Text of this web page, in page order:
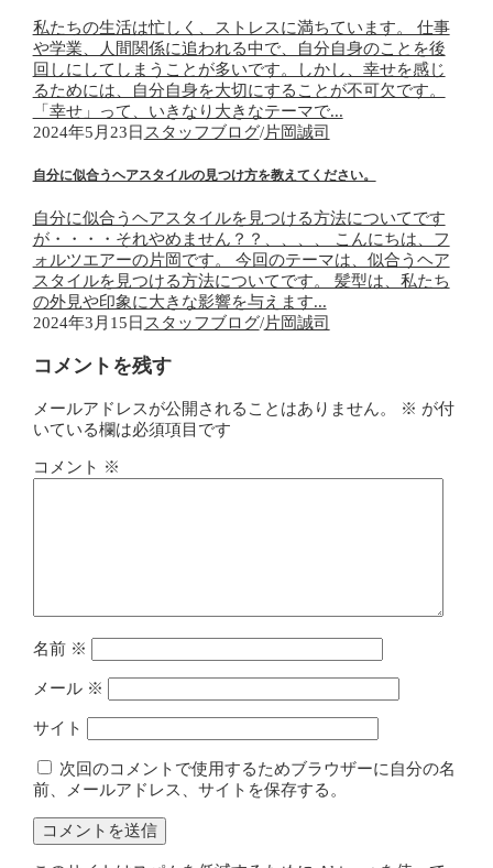
私たちの生活は忙しく、ストレスに満ちています。 仕事
や学業、人間関係に追われる中で、自分自身のことを後
回しにしてしまうことが多いです。しかし、幸せを感じ
るためには、自分自身を大切にすることが不可欠です。
「幸せ」って、いきなり大きなテーマで...
2024年5月23日 スタッフブログ/片岡誠司
自分に似合うヘアスタイルの見つけ方を教えてください。
自分に似合うヘアスタイルを見つける方法についてです
が・・・・それやめません？？、、、、 こんにちは、フ
ォルツエアーの片岡です。 今回のテーマは、似合うヘア
スタイルを見つける方法についてです。 髪型は、私たち
の外見や印象に大きな影響を与えます...
2024年3月15日 スタッフブログ/片岡誠司
コメントを残す
メールアドレスが公開されることはありません。 ※ が付
いている欄は必須項目です
コメント ※
名前 ※
メール ※
サイト
次回のコメントで使用するためブラウザーに自分の名
前、メールアドレス、サイトを保存する。